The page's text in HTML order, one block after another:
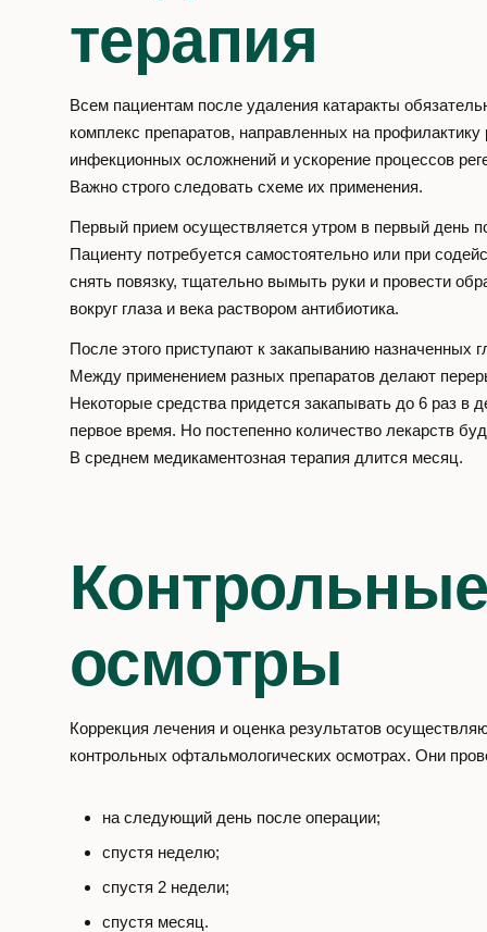
терапия
Всем пациентам после удаления катаракты
комплекс препаратов, направленных на профилактику
инфекционных осложнений и ускорение процессов
Важно строго следовать схеме их применения.
Первый прием осуществляется утром в первый день
Пациенту потребуется самостоятельно или при
снять повязку, тщательно вымыть руки и провести
вокруг глаза и века раствором антибиотика.
После этого приступают к закапыванию назначенных
Между применением разных препаратов делают
Некоторые средства придется закапывать до 6 раз в
первое время. Но постепенно количество лекарств
В среднем медикаментозная терапия длится месяц.
осмотры
Коррекция лечения и оценка результатов
контрольных офтальмологических осмотрах. Они
на следующий день после операции;
спустя неделю;
спустя 2 недели;
спустя месяц.